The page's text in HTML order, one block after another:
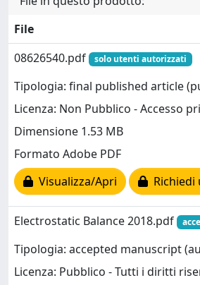
File
08626540.pdf
solo utenti autorizzati
Tipologia: final published article
Licenza: Non Pubblico - Accesso
Dimensione 1.53 MB
Formato Adobe PDF
Visualizza/Apri
Richiedi
Electrostatic Balance 2018.pdf
Tipologia: accepted manuscript
Licenza: Pubblico - Tutti i diritti